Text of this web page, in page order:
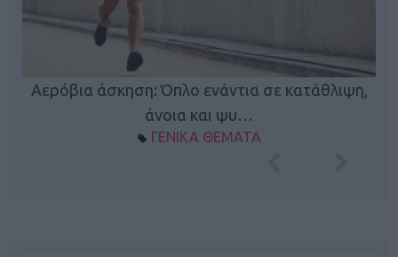
Αερόβια άσκηση: Όπλο ενάντια σε κατάθλιψη,
άνοια και ψυ…
ΓΕΝΙΚΑ ΘΕΜΑΤΑ